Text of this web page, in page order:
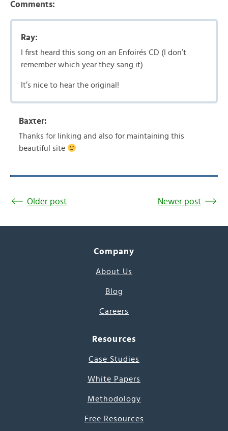
Comments:
Ray:
I first heard this song on an Enfoirés CD (I don’t
remember which year they sang it).
It’s nice to hear the original!
Baxter:
Thanks for linking and also for maintaining this
beautiful site
Older post Newer post
Company
About Us
Blog
Careers
Resources
Case Studies
White Papers
Methodology
Free Resources